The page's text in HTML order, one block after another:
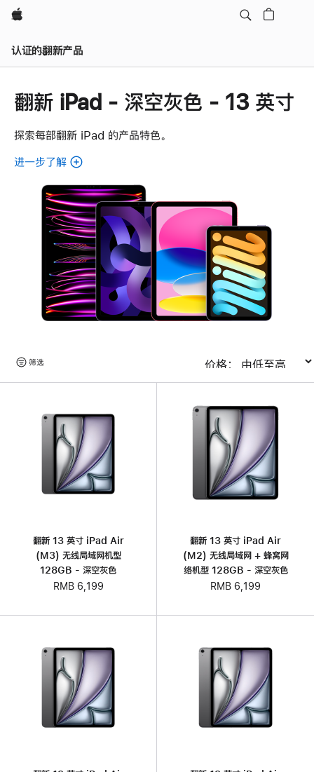
Apple
认证的翻新产品
翻新 iPad - 深空灰色 - 13 英寸
探索每部翻新 iPad 的产品特色。
进一步了解
各
款
翻
新
iPad。
览
筛选
翻新 13 英寸 iPad Air
(M3) 无线局域网机型
128GB - 深空灰色
RMB 6,199
翻新 13 英寸 iPad Air
(M2) 无线局域网 + 蜂窝网
络机型 128GB - 深空灰色
RMB 6,199